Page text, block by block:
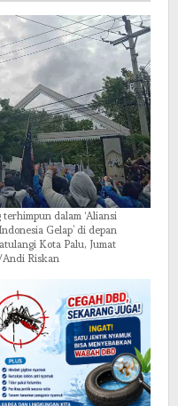
dalam ‘Aliansi
Gelap’ di depan
Kota Palu, Jumat
Andi Riskan